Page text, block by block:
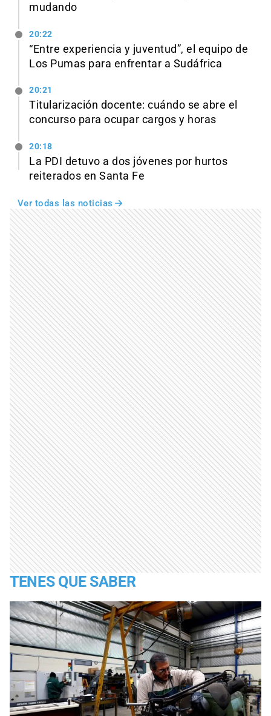
mudando
20:22
“Entre experiencia y juventud”, el equipo de
Los Pumas para enfrentar a Sudáfrica
20:21
Titularización docente: cuándo se abre el
concurso para ocupar cargos y horas
20:18
La PDI detuvo a dos jóvenes por hurtos
reiterados en Santa Fe
Ver todas las noticias
TENES QUE SABER